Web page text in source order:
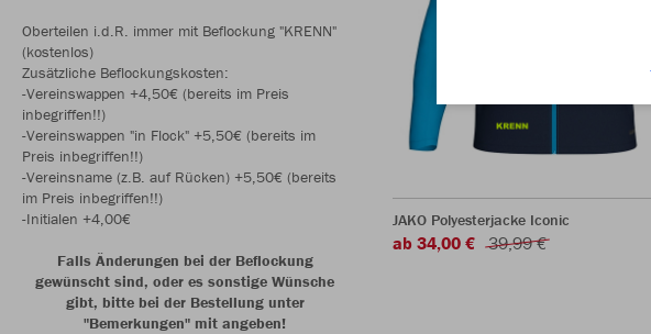
Oberteilen i.d.R. immer mit Beflockung "KRENN"
(kostenlos)
Zusätzliche Beflockungskosten:
-Vereinswappen +4,50€ (bereits im Preis
inbegriffen!!)
-Vereinswappen "in Flock" +5,50€ (bereits im
Preis inbegriffen!!)
-Vereinsname (z.B. auf Rücken) +5,50€ (bereits
im Preis inbegriffen!!)
-Initialen +4,00€
Falls Änderungen bei der Beflockung
gewünscht sind, oder es sonstige Wünsche
gibt, bitte bei der Bestellung unter
"Bemerkungen" mit angeben!
JAKO Polyesterjacke Iconic
ab 34,00 € 39,99 €